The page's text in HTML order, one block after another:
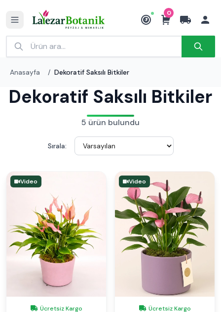
₺
0
Anasayfa / Dekoratif Saksılı Bitkiler
Dekoratif Saksılı Bitkiler
5 ürün bulundu
Sırala:
Video
Ücretsiz Kargo
Video
Ücretsiz Kargo